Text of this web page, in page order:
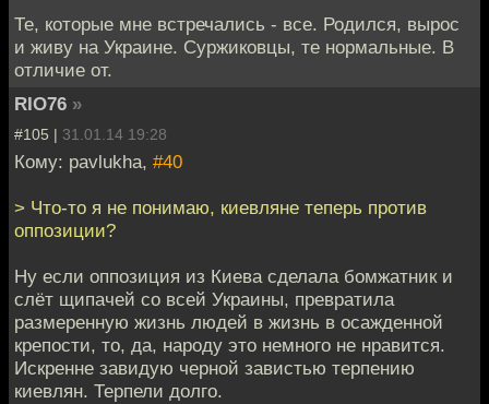
Те, которые мне встречались - все. Родился, вырос
и живу на Украине. Суржиковцы, те нормальные. В
отличие от.
RIO76 »
#105 | 31.01.14 19:28
Кому: pavlukha, #40
> Что-то я не понимаю, киевляне теперь против
оппозиции?
Ну если оппозиция из Киева сделала бомжатник и
слёт щипачей со всей Украины, превратила
размеренную жизнь людей в жизнь в осажденной
крепости, то, да, народу это немного не нравится.
Искренне завидую черной завистью терпению
киевлян. Терпели долго.